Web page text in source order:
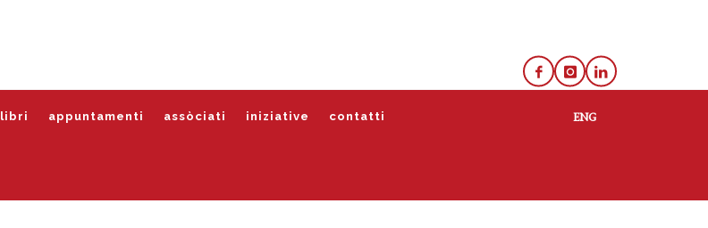
libri appuntamenti assòciati iniziative contatti